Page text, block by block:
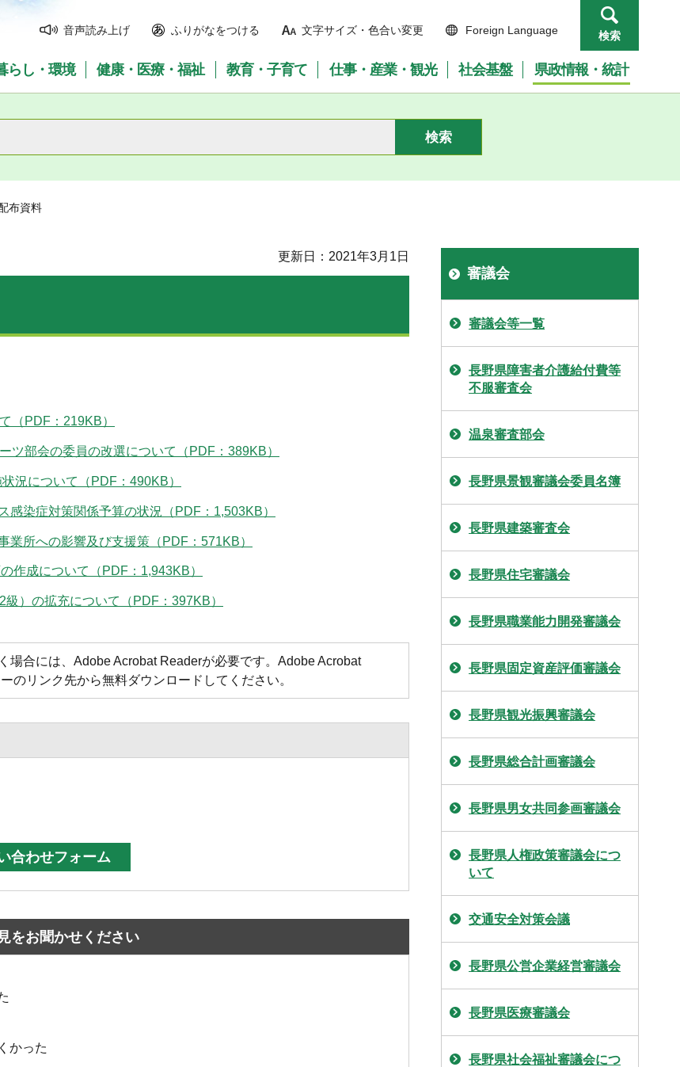
音声読み上げ ふりがなをつける 文字サイズ・色合い変更 Foreign Language 検索
らし・環境 健康・医療・福祉 教育・子育て 仕事・産業・観光 社会基盤 県政情報・統計
布資料
更新日：2021年3月1日
（PDF：219KB）
ツ部会の委員の改選について（PDF：389KB）
況について（PDF：490KB）
染症対策関係予算の状況（PDF：1,503KB）
所への影響及び支援策（PDF：571KB）
作成について（PDF：1,943KB）
）の拡充について（PDF：397KB）
場合には、Adobe Acrobat Readerが必要です。Adobe Acrobat
のリンク先から無料ダウンロードしてください。
をお聞かせください
かった
審議会
審議会等一覧
長野県障害者介護給付費等
不服審査会
温泉審査部会
長野県景観審議会委員名簿
長野県建築審査会
長野県住宅審議会
長野県職業能力開発審議会
長野県固定資産評価審議会
長野県観光振興審議会
長野県総合計画審議会
長野県男女共同参画審議会
長野県人権政策審議会につ
いて
交通安全対策会議
長野県公営企業経営審議会
長野県医療審議会
長野県社会福祉審議会につ